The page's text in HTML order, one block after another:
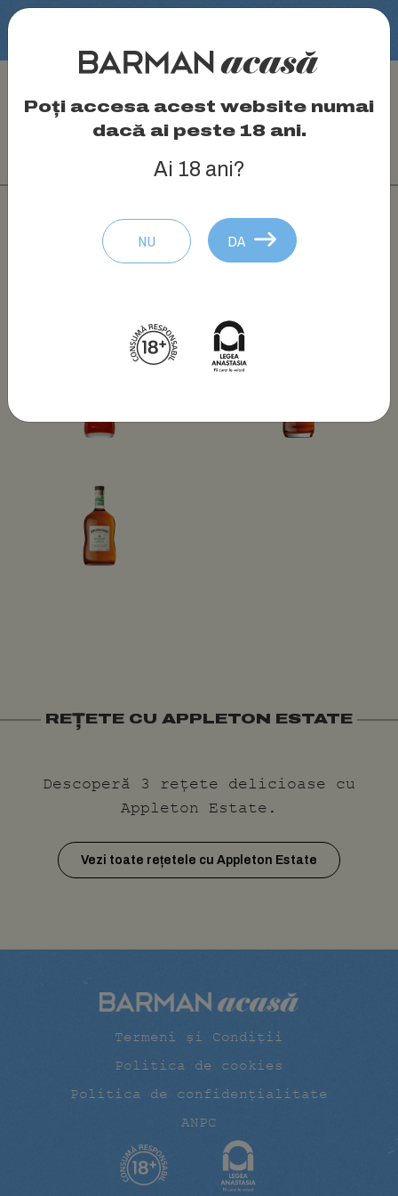
Poți accesa acest website numai
dacă ai peste 18 ani.
Ai 18 ani?
NU DA
Producător: Gruppo Campari
REȚETE CU APPLETON ESTATE
Descoperă 3 rețete delicioase cu
Appleton Estate.
Vezi toate rețetele cu Appleton Estate
Termeni și Condiții
Politica de cookies
Politica de confidențialitate
ANPC